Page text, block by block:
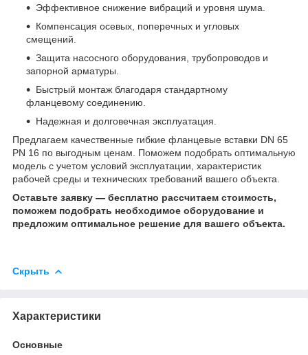
Эффективное снижение вибраций и уровня шума.
Компенсация осевых, поперечных и угловых
смещений.
Защита насосного оборудования, трубопроводов и
запорной арматуры.
Быстрый монтаж благодаря стандартному
фланцевому соединению.
Надежная и долговечная эксплуатация.
Предлагаем качественные гибкие фланцевые вставки DN 65
PN 16 по выгодным ценам. Поможем подобрать оптимальную
модель с учетом условий эксплуатации, характеристик
рабочей среды и технических требований вашего объекта.
Оставьте заявку — бесплатно рассчитаем стоимость,
поможем подобрать необходимое оборудование и
предложим оптимальное решение для вашего объекта.
Скрыть
Характеристики
Основные